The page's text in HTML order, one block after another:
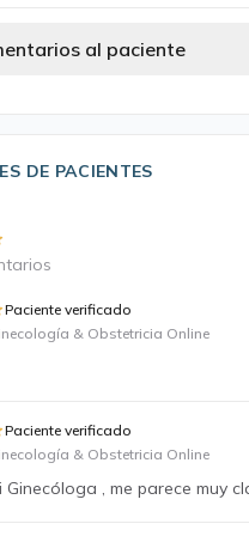
al paciente
DE PACIENTES
Paciente verificado
& Obstetricia Online
Paciente verificado
& Obstetricia Online
Ginecóloga , me parece muy